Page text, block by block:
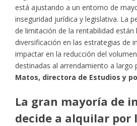
está ajustando a un entorno de
inseguridad jurídica y legislativa. La
de limitación de la rentabilidad están
diversificación en las estrategias de
impactar en la reducción del
destinadas al arrendamiento a largo
Matos, directora de Estudios y
La gran mayoría de
decide a alquilar por